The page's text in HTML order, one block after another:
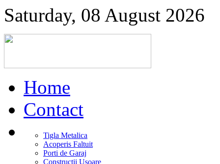
Saturday, 08 August 2026
Home
Contact
Tigla Metalica
Acoperis Faltuit
Porti de Garaj
Constructii Usoare